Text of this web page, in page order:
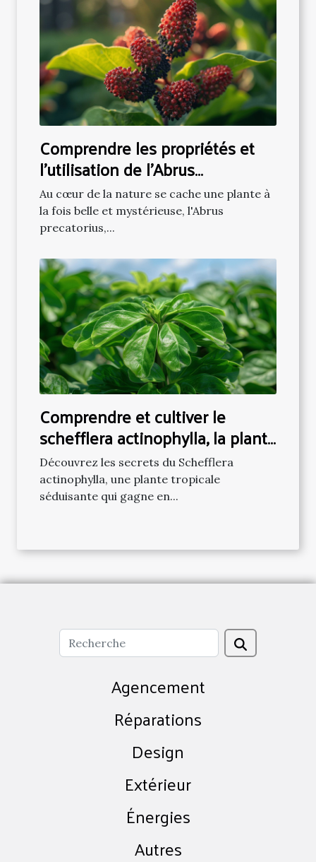
Comprendre les propriétés et
l'utilisation de l'Abrus
Precatorius en phytothérapie
Au cœur de la nature se cache une plante à
la fois belle et mystérieuse, l'Abrus
precatorius,...
Comprendre et cultiver le
schefflera actinophylla, la plante
exotique en vogue
Découvrez les secrets du Schefflera
actinophylla, une plante tropicale
séduisante qui gagne en...
Agencement
Réparations
Design
Extérieur
Énergies
Autres